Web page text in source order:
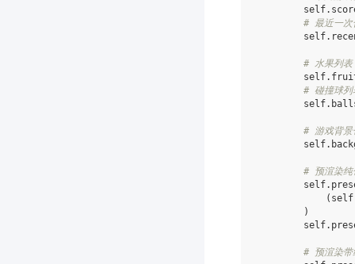
self.
# 最近一次
self.
# 水果列
self.
# 碰撞球
self.
# 游戏背
self.
# 预渲染纯
self.
( self
)
self.
# 预渲染带